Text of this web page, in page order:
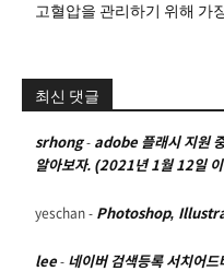
고혈압을 관리하기 위해 가
최신 댓글
srhong- adobe 플래시 지원
알아보자. (2021년 1월 12일
yeschan - Photoshop,
lee - 네이버 검색등록 서치어드